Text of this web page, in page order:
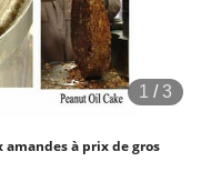
1 /3
à prix de gros